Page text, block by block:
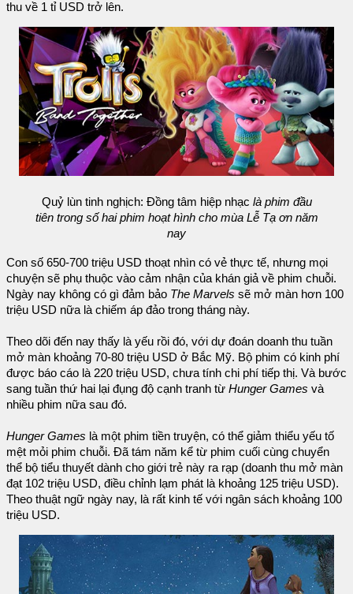
thu về 1 tỉ USD trở lên.
Quỷ lùn tinh nghịch: Đồng tâm hiệp nhạc là phim đầu
tiên trong số hai phim hoạt hình cho mùa Lễ Tạ ơn năm
nay
Con số 650-700 triệu USD thoạt nhìn có vẻ thực tế, nhưng mọi
chuyện sẽ phụ thuộc vào cảm nhận của khán giả về phim chuỗi.
Ngày nay không có gì đảm bảo The Marvels sẽ mở màn hơn 100
triệu USD nữa là chiếm áp đảo trong tháng này.
Theo dõi đến nay thấy là yếu rồi đó, với dự đoán doanh thu tuần
mở màn khoảng 70-80 triệu USD ở Bắc Mỹ. Bộ phim có kinh phí
được báo cáo là 220 triệu USD, chưa tính chi phí tiếp thị. Và bước
sang tuần thứ hai lại đụng độ cạnh tranh từ Hunger Games và
nhiều phim nữa sau đó.
Hunger Games là một phim tiền truyện, có thể giảm thiểu yếu tố
mệt mỏi phim chuỗi. Đã tám năm kể từ phim cuối cùng chuyển
thể bộ tiểu thuyết dành cho giới trẻ này ra rạp (doanh thu mở màn
đạt 102 triệu USD, điều chỉnh lạm phát là khoảng 125 triệu USD).
Theo thuật ngữ ngày nay, là rất kinh tế với ngân sách khoảng 100
triệu USD.